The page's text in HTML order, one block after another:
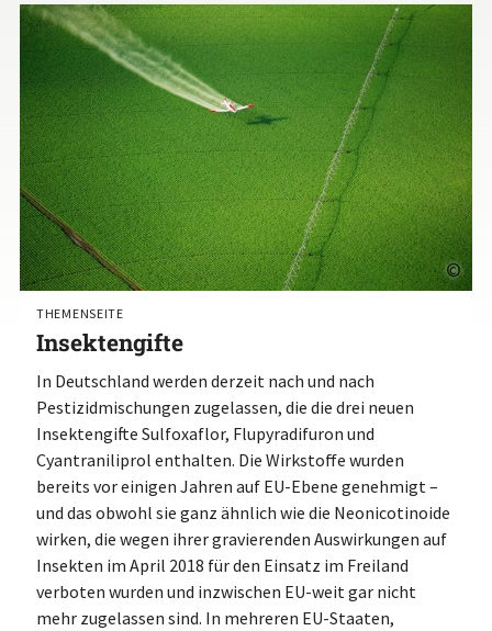
©
Insektengifte
THEMENSEITE
In Deutschland werden derzeit nach und nach
Pestizidmischungen zugelassen, die die drei neuen
Insektengifte Sulfoxaflor, Flupyradifuron und
Cyantraniliprol enthalten. Die Wirkstoffe wurden
bereits vor einigen Jahren auf EU-Ebene genehmigt –
und das obwohl sie ganz ähnlich wie die Neonicotinoide
wirken, die wegen ihrer gravierenden Auswirkungen auf
Insekten im April 2018 für den Einsatz im Freiland
verboten wurden und inzwischen EU-weit gar nicht
mehr zugelassen sind. In mehreren EU-Staaten,